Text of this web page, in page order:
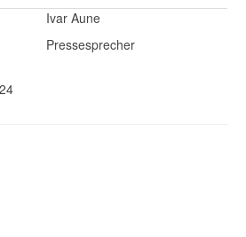
Ivar Aune
Pressesprecher
Pressemitteilung der 3
29.02.2024 Busfahrer-Streik